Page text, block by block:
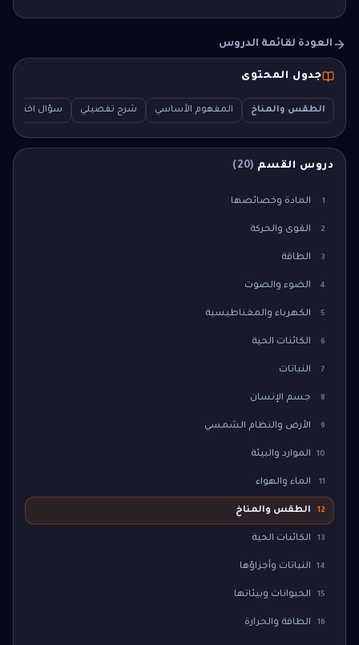
العودة لقائمة الدروس
جدول المحتوى
الطقس والمناخ المفهوم الأساسي شرح تفصيلي سؤال اختبار (MCQ)
دروس القسم (
20
)
1 المادة وخصائصها
2 القوى والحركة
3 الطاقة
4 الضوء والصوت
5 الكهرباء والمغناطيسية
6 الكائنات الحية
7 النباتات
8 جسم الإنسان
9 الأرض والنظام الشمسي
10 الموارد والبيئة
11 الماء والهواء
12 الطقس والمناخ
13 الكائنات الحية
14 النباتات وأجزاؤها
15 الحيوانات وبيئاتها
16 الطاقة والحرارة